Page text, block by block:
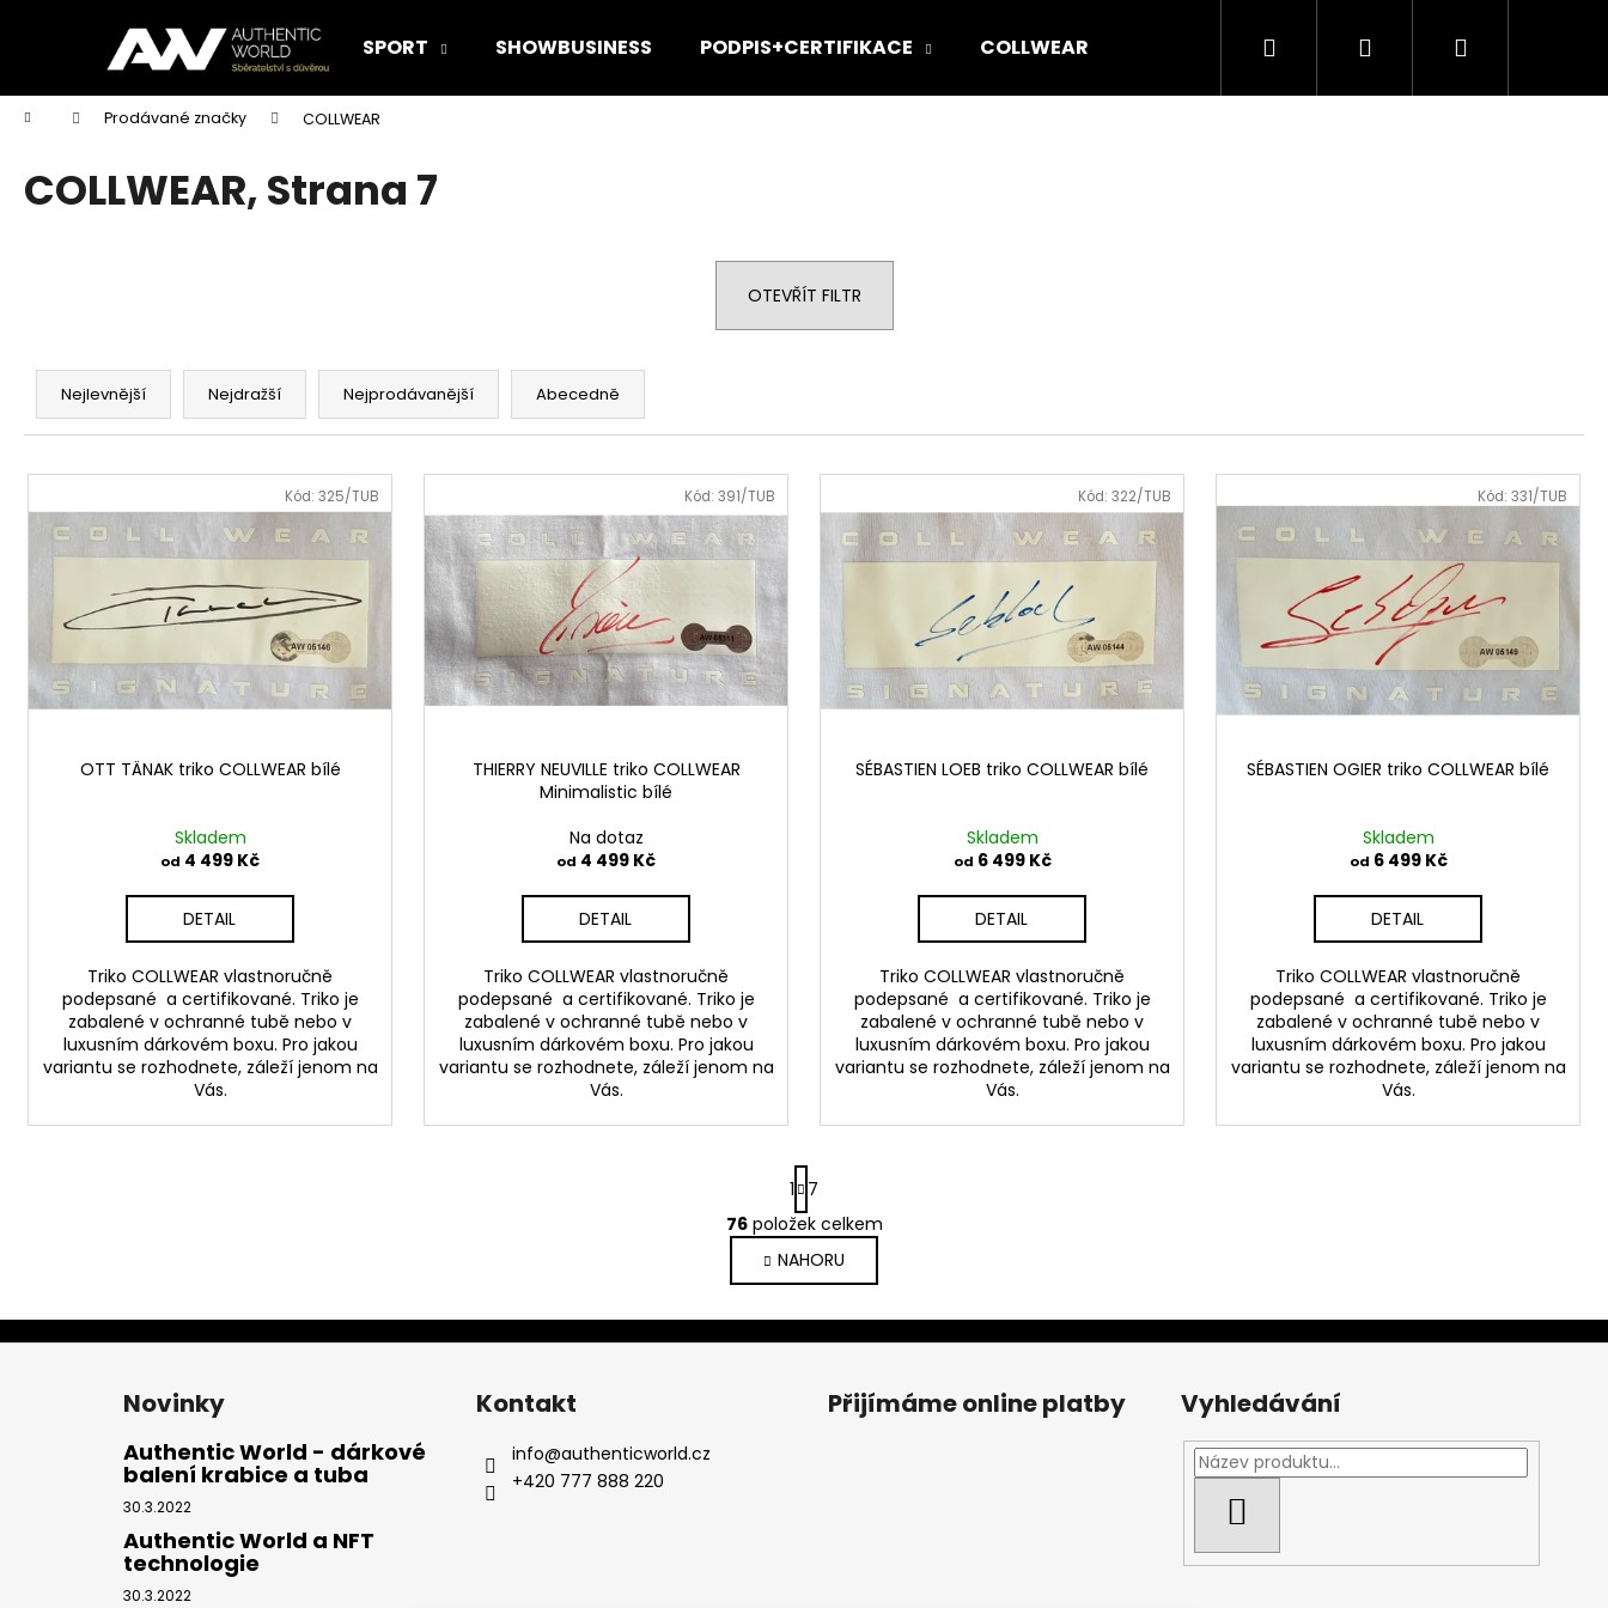
SPORT SHOWBUSINESS PODPIS+CERTIFIKACE COLLWEAR Hledat PřihlášeníNákupní
Domů Prodávané značky COLLWEAR
COLLWEAR, Strana 7
OTEVŘÍT FILTR
Ř
z
í
u
k
Nejlevnější Nejdražší Nejprodávanější Abecedně
V
ý
r
o
d
OTT TÄNAK triko COLLWEAR bílé
Skladem
od 4 499 Kč
DETAIL
Triko COLLWEAR vlastnoručně
podepsané a certifikované. Triko je
zabalené v ochranné tubě nebo v
luxusním dárkovém boxu. Pro jakou
variantu se rozhodnete, záleží jenom na
Vás.
Kód: 325/TUB
THIERRY NEUVILLE triko COLLWEAR
Minimalistic bílé
Na dotaz
od 4 499 Kč
DETAIL
Triko COLLWEAR vlastnoručně
podepsané a certifikované. Triko je
zabalené v ochranné tubě nebo v
luxusním dárkovém boxu. Pro jakou
variantu se rozhodnete, záleží jenom na
Vás.
Kód: 391/TUB
SÉBASTIEN LOEB triko COLLWEAR bílé
Skladem
od 6 499 Kč
DETAIL
Triko COLLWEAR vlastnoručně
podepsané a certifikované. Triko je
zabalené v ochranné tubě nebo v
luxusním dárkovém boxu. Pro jakou
variantu se rozhodnete, záleží jenom na
Vás.
Kód: 322/TUB
SÉBASTIEN OGIER triko COLLWEAR bílé
Skladem
od 6 499 Kč
DETAIL
Triko COLLWEAR vlastnoručně
podepsané a certifikované. Triko je
zabalené v ochranné tubě nebo v
luxusním dárkovém boxu. Pro jakou
variantu se rozhodnete, záleží jenom na
Vás.
Kód: 331/TUB
O
v
l
á
d
S
t
r
á
n
k
1
7
76položek celkem
NAHORU
í
Zpět
do
obchodu
Zpět
do
obchodu
Doporučujeme
Z
Novinky
Authentic World - dárkové
balení krabice a tuba
30.3.2022
Authentic World a NFT
technologie
30.3.2022
Kontakt
info@authenticworld.cz
+420 777 888 220
Přijímáme online platby Vyhledávání